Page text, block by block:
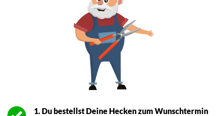
1. Du bestellst Deine Hecken zum Wunschtermin